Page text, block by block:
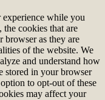
while you
cookies that are
browser as they are
of the website. We
and understand how
stored in your browser
to opt-out of these
may affect your